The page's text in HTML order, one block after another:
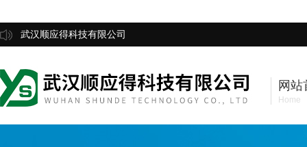
武汉顺应得科技有限公司
网站
Home